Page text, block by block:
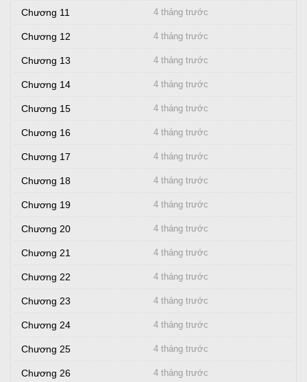
Chương 11 4 tháng trước
Chương 12 4 tháng trước
Chương 13 4 tháng trước
Chương 14 4 tháng trước
Chương 15 4 tháng trước
Chương 16 4 tháng trước
Chương 17 4 tháng trước
Chương 18 4 tháng trước
Chương 19 4 tháng trước
Chương 20 4 tháng trước
Chương 21 4 tháng trước
Chương 22 4 tháng trước
Chương 23 4 tháng trước
Chương 24 4 tháng trước
Chương 25 4 tháng trước
Chương 26 4 tháng trước